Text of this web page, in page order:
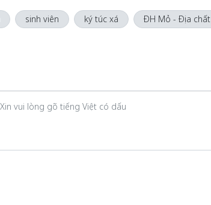
sinh viên ký túc xá ĐH Mỏ - Địa chất